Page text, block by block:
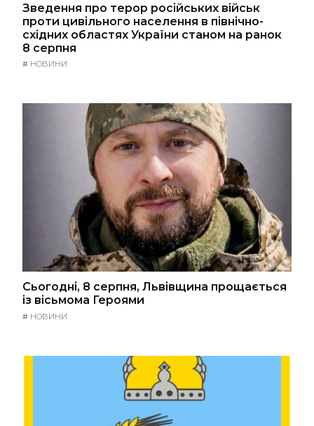
Зведення про терор російських військ
проти цивільного населення в північно-
східних областях України станом на ранок
8 серпня
# НОВИНИ
Сьогодні, 8 серпня, Львівщина прощається
із вісьмома Героями
# НОВИНИ